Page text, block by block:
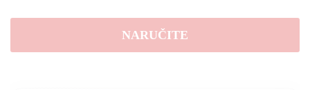
mač,
lanca
NARUČITE